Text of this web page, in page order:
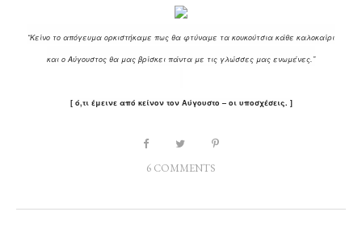
“Κείνο το απόγευμα ορκιστήκαμε πως θα φτύναμε τα κουκούτσια κάθε καλοκαίρι
και ο Αύγουστος θα μας βρίσκει πάντα με τις γλώσσες μας ενωμένες.”
[ ό,τι έμεινε από κείνον τον Αύγουστο – οι υποσχέσεις. ]
6 COMMENTS